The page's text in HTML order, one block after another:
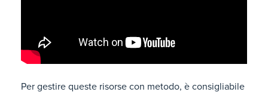
Per gestire queste risorse con metodo, è consigliabile